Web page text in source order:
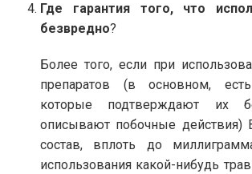
Где гарантия того, что
безвредно?
Более того, если при
препаратов (в основном, есть
которые подтверждают их
описывают побочные действия)
состав, вплоть до
использования какой-нибудь